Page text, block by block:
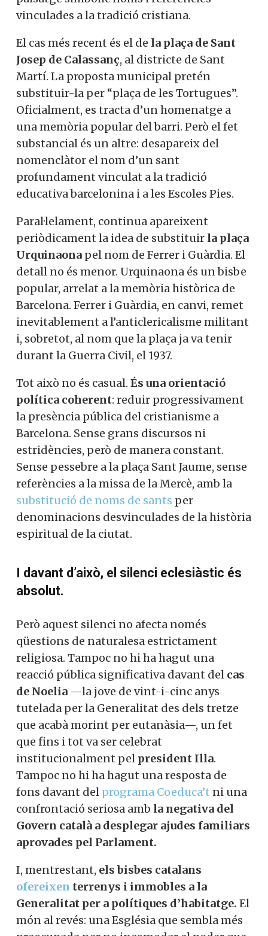
vinculades a la tradició cristiana.
El cas més recent és el de la plaça de Sant
Josep de Calassanç, al districte de Sant
Martí. La proposta municipal pretén
substituir-la per “plaça de les Tortugues”.
Oficialment, es tracta d’un homenatge a
una memòria popular del barri. Però el fet
substancial és un altre: desapareix del
nomenclàtor el nom d’un sant
profundament vinculat a la tradició
educativa barcelonina i a les Escoles Pies.
Paral·lelament, continua apareixent
periòdicament la idea de substituir la plaça
Urquinaona pel nom de Ferrer i Guàrdia. El
detall no és menor. Urquinaona és un bisbe
popular, arrelat a la memòria històrica de
Barcelona. Ferrer i Guàrdia, en canvi, remet
inevitablement a l’anticlericalisme militant
i, sobretot, al nom que la plaça ja va tenir
durant la Guerra Civil, el 1937.
Tot això no és casual. És una orientació
política coherent: reduir progressivament
la presència pública del cristianisme a
Barcelona. Sense grans discursos ni
estridències, però de manera constant.
Sense pessebre a la plaça Sant Jaume, sense
referències a la missa de la Mercè, amb la
substitució de noms de sants per
denominacions desvinculades de la història
espiritual de la ciutat.
I davant d’això, el silenci eclesiàstic és
absolut.
Però aquest silenci no afecta només
qüestions de naturalesa estrictament
religiosa. Tampoc no hi ha hagut una
reacció pública significativa davant del cas
de Noelia —la jove de vint-i-cinc anys
tutelada per la Generalitat des dels tretze
que acabà morint per eutanàsia—, un fet
que fins i tot va ser celebrat
institucionalment pel president Illa.
Tampoc no hi ha hagut una resposta de
fons davant del programa Coeduca’t ni una
confrontació seriosa amb la negativa del
Govern català a desplegar ajudes familiars
aprovades pel Parlament.
I, mentrestant, els bisbes catalans
ofereixen terrenys i immobles a la
Generalitat per a polítiques d’habitatge. El
món al revés: una Església que sembla més